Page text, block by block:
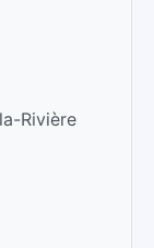
Rivière